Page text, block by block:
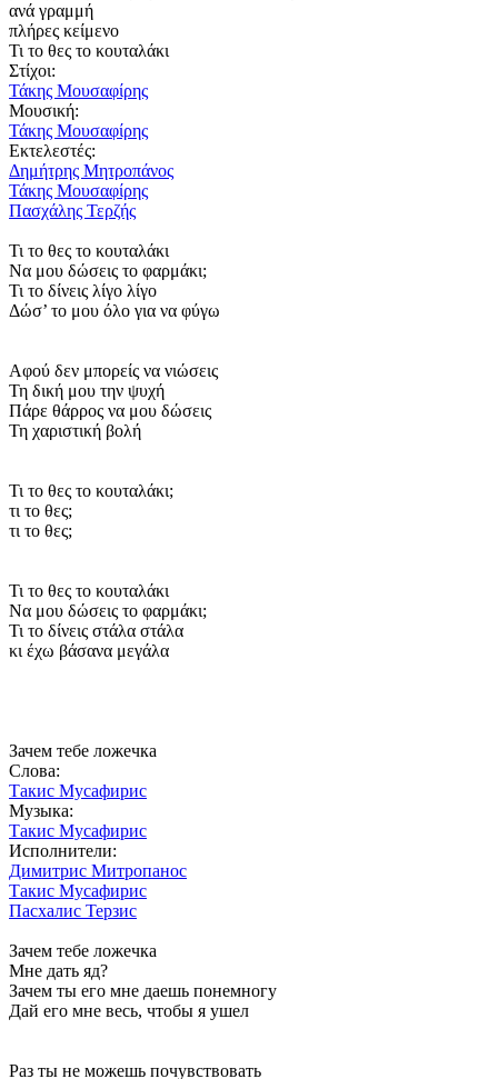
ανά γραμμή
πλήρες κείμενο
Τι το θες το κουταλάκι
Στίχοι:
Τάκης Μουσαφίρης
Μουσική:
Τάκης Μουσαφίρης
Εκτελεστές:
Δημήτρης Μητροπάνος
Τάκης Μουσαφίρης
Πασχάλης Τερζής
Τι το θες το κουταλάκι
Να μου δώσεις το φαρμάκι;
Τι το δίνεις λίγο λίγο
Δώσ’ το μου όλο για να φύγω
Αφού δεν μπορείς να νιώσεις
Τη δική μου την ψυχή
Πάρε θάρρος να μου δώσεις
Τη χαριστική βολή
Τι το θες το κουταλάκι;
τι το θες;
τι το θες;
Τι το θες το κουταλάκι
Να μου δώσεις το φαρμάκι;
Τι το δίνεις στάλα στάλα
κι έχω βάσανα μεγάλα
Зачем тебе ложечка
Слова:
Такис Мусафирис
Музыка:
Такис Мусафирис
Исполнители:
Димитрис Митропанос
Такис Мусафирис
Пасхалис Терзис
Зачем тебе ложечка
Мне дать яд?
Зачем ты его мне даешь понемногу
Дай его мне весь, чтобы я ушел
Раз ты не можешь почувствовать